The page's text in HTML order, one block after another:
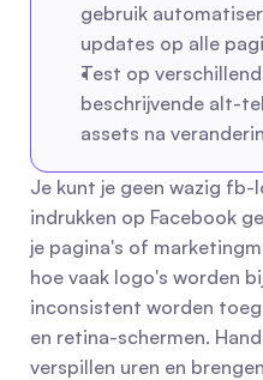
gebruik
updates op alle
Test op
beschrijvende alt-
assets na
Je kunt je geen wazig
indrukken op Facebook
je pagina's of
hoe vaak logo's worden
inconsistent worden
en retina-schermen.
verspillen uren en